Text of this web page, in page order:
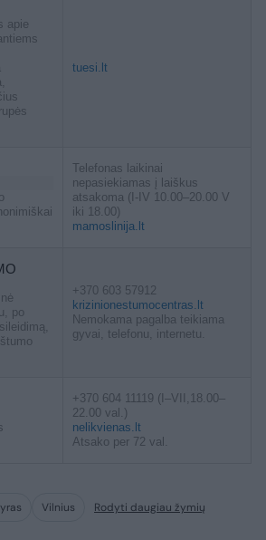
apie
tuesi.lt
Telefonas laikinai
nepasiekiamas į laiškus
atsakoma (I-IV 10.00–20.00 V
iki 18.00)
mamoslinija.lt
po
+370 603 57912
krizinionestumocentras.lt
Nemokama pagalba teikiama
gyvai, telefonu, internetu.
+370 604 11119 (I–VII,18.00–
22.00 val.)
nelikvienas.lt
Atsako per 72 val.
Vilnius Rodyti daugiau žymių